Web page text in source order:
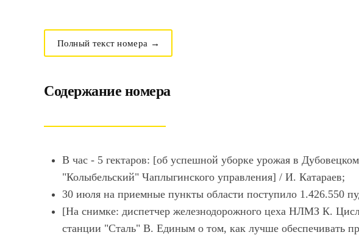
Полный текст номера →
Содержание номера
В час - 5 гектаров: [об успешной уборке урожая в
"Колыбельский" Чаплыгинского управления] / И. Катараев;
30 июля на приемные пункты области поступило 1.426.550
[На снимке: диспетчер железнодорожного цеха НЛМЗ К.
станции "Сталь" В. Единым о том, как лучше обеспечивать